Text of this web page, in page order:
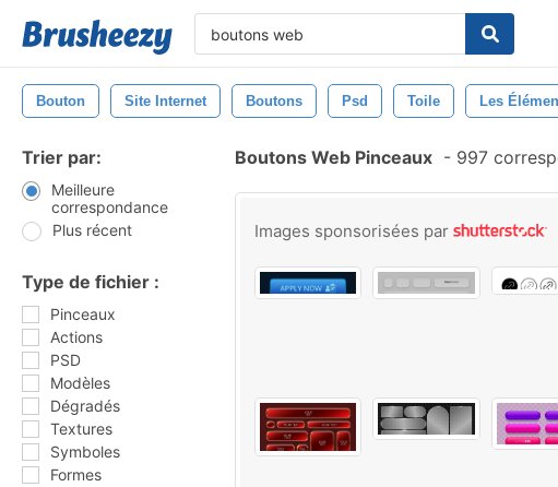
Bouton Site Internet Boutons Psd Toile Les
Trier par:
Meilleure
correspondance
Plus récent
Type de fichier :
Pinceaux
Actions
PSD
Modèles
Dégradés
Textures
Symboles
Formes
Boutons Web Pinceaux - 997
Images sponsorisées par